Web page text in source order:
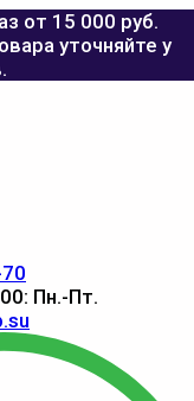
от 15 000 руб.
уточняйте у
Пн.-Пт.